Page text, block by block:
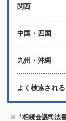
関西
中国・四国
九州・沖縄
よく検索され
「相続会議司法